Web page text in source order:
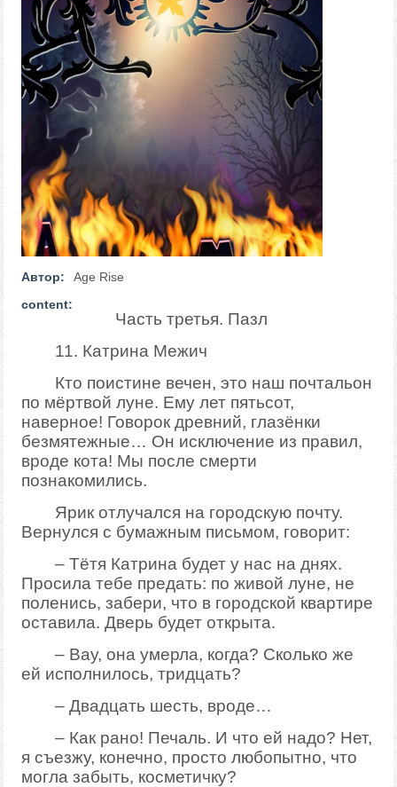
Автор:
Age Rise
content:
Часть третья. Пазл
11. Катрина Межич
Кто поистине вечен, это наш почтальон
по мёртвой луне. Ему лет пятьсот,
наверное! Говорок древний, глазёнки
безмятежные… Он исключение из правил,
вроде кота! Мы после смерти
познакомились.
Ярик отлучался на городскую почту.
Вернулся с бумажным письмом, говорит:
– Тётя Катрина будет у нас на днях.
Просила тебе предать: по живой луне, не
поленись, забери, что в городской квартире
оставила. Дверь будет открыта.
– Вау, она умерла, когда? Сколько же
ей исполнилось, тридцать?
– Двадцать шесть, вроде…
– Как рано! Печаль. И что ей надо? Нет,
я съезжу, конечно, просто любопытно, что
могла забыть, косметичку?